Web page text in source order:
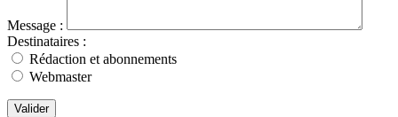
Message :
Destinataires :
Rédaction et abonnements
Webmaster
Valider